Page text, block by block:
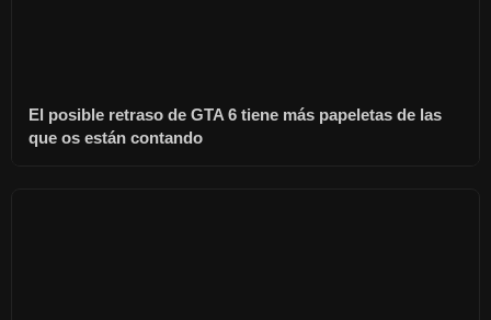
El posible retraso de GTA 6 tiene más papeletas de las
que os están contando